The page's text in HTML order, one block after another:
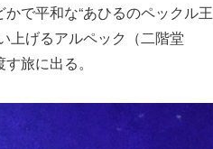
で平和な“あひるのペックル王
上げるアルペック（二階堂
旅に出る。